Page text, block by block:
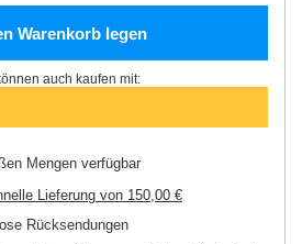
Warenkorb legen
auch kaufen mit:
Mengen verfügbar
Lieferung von 150,00 €
Rücksendungen